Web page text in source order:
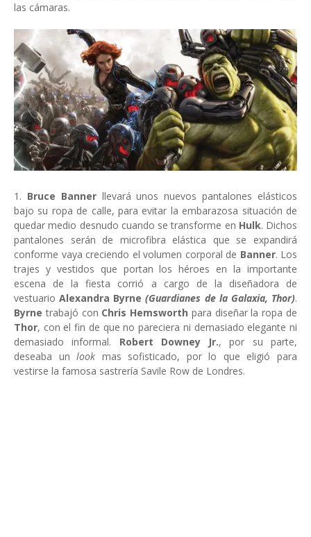
las cámaras.
1. Bruce Bannerllevará unos nuevos pantalones elásticos
bajo su ropa de calle, para evitar la embarazosa situación de
quedar medio desnudo cuando se transforme en Hulk. Dichos
pantalones serán de microfibra elástica que se expandirá
conforme vaya creciendo el volumen corporal de Banner. Los
trajes y vestidos que portan los héroes en la importante
escena de la fiesta corrió a cargo de la diseñadora de
vestuarioAlexandra Byrne(Guardianes de la Galaxia, Thor).
Byrnetrabajó con Chris Hemsworth para diseñar la ropa de
Thor, con el fin de que no pareciera ni demasiado elegante ni
demasiado informal. Robert Downey Jr., por su parte,
deseaba unlook mas sofisticado, por lo que eligió para
vestirse la famosa sastrería Savile Row de Londres.